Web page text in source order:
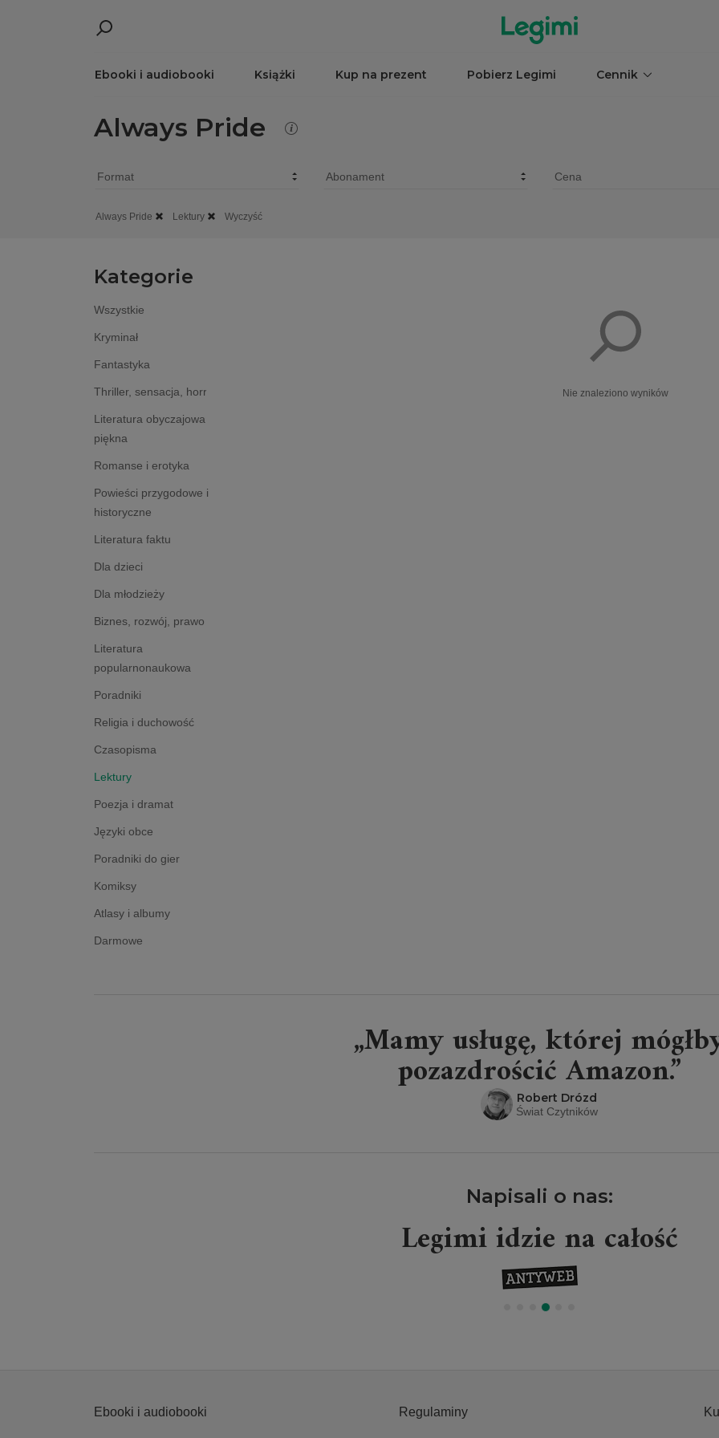
Ebooki i audiobooki Książki Kup na prezent Pobierz Legimi Cennik
Always Pride
Always Pride Lektury Wyczyść
Kategorie
Wszystkie
Kryminał
Fantastyka
Thriller, sensacja, horror
Literatura obyczajowa i
piękna
Romanse i erotyka
Powieści przygodowe i
historyczne
Literatura faktu
Dla dzieci
Dla młodzieży
Biznes, rozwój, prawo
Literatura
popularnonaukowa
Poradniki
Religia i duchowość
Czasopisma
Lektury
Poezja i dramat
Języki obce
Poradniki do gier
Komiksy
Atlasy i albumy
Darmowe
Nie znaleziono wyników
„Mamy usługę, której
pozazdrościć Amazon.”
Robert Drózd
Świat Czytników
Napisali o nas:
Legimi idzie na całość
Ebooki i audiobooki Regulaminy